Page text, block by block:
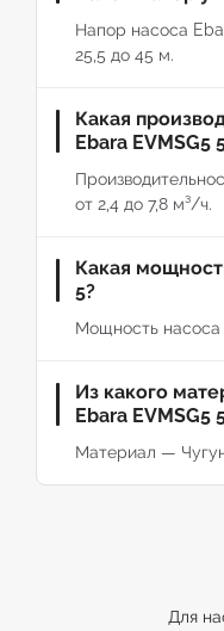
Напор насоса
25,5 до 45 м.
Какая
Ebara EVMSG5
от 2,4 до 7,8 м³/ч.
Какая
5?
Мощность насоса
Из какого
Ebara EVMSG5
Материал —
Для